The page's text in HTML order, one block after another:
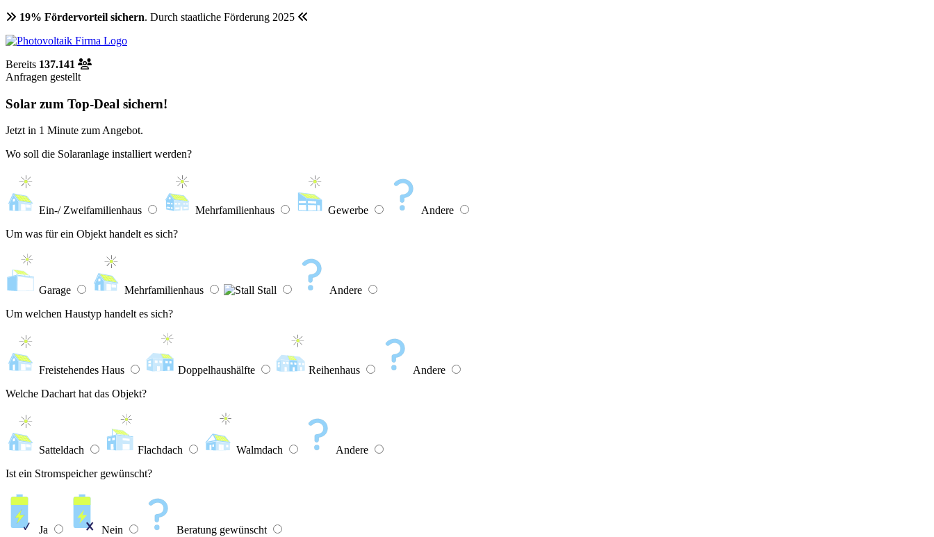
19% Fördervorteil sichern. Durch staatliche Förderung 2025
Bereits 137.141
Anfragen gestellt
Solar zum Top-Deal sichern!
Jetzt in 1 Minute zum Angebot.
Wo soll die Solaranlage installiert werden?
Ein-/ Zweifamilienhaus Mehrfamilienhaus Gewerbe
Andere
Um was für ein Objekt handelt es sich?
Garage Mehrfamilienhaus Stall
Andere
Um welchen Haustyp handelt es sich?
Freistehendes Haus Doppelhaushälfte Reihenhaus
Andere
Welche Dachart hat das Objekt?
Satteldach Flachdach Walmdach
Andere
Ist ein Stromspeicher gewünscht?
Ja Nein
Beratung gewünscht